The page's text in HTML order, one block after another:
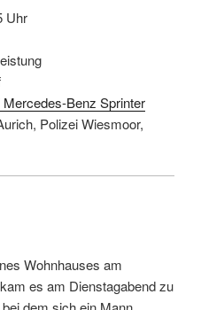
Uhr
Mercedes-Benz Sprinter
Polizei Wiesmoor,
Wohnhauses am
es am Dienstagabend zu